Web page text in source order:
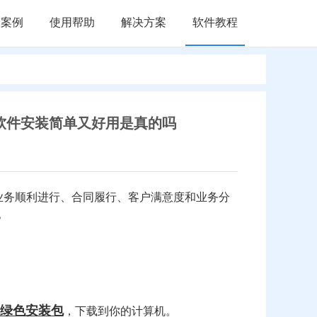
例 使用帮助 解决方案 软件教程
安装简单又好用是真的吗
顺利进行、合同履行、客户满意度和业务分
色安装包，下载到你的计算机。